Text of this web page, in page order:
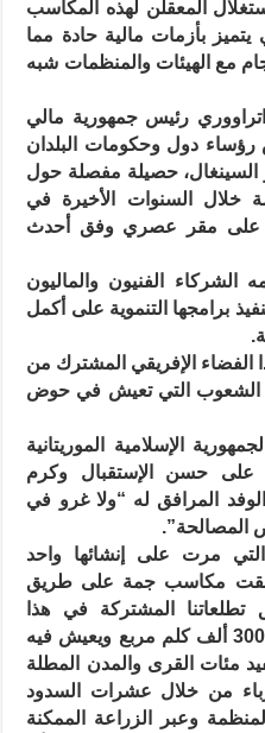
المعقلن لهذه المكاسب
بأزمات مالية حادة مما
مع الهيئات والمنظمات شبه
اتراووري رئيس جمهورية مالي
رؤساء دول وحكومات البلدان
السينغال، حصيلة مفصلة حول
خلال السنوات الأخيرة في
على مقر عصري وفق أحدث
الفنيون والماليون
برامجها التنموية على أكمل
الإفريقي المشترك من
الشعوب التي تعيش في حوض
الإسلامية الموريتانية
على حسن الإستقبال وكرم
المرافق له “ولا غرو في
المصالحة”.
مرت على إنشائها واحد
مكاسب جمة على طريق
تطلعاتنا المشتركة في هذا
الحوض الذي يقع على أكثر من 300 ألف كلم مربع ويعيش فيه
مئات القرى والمدن المطلة
من خلال عشرات السدود
وعبر الزراعة الممكنة